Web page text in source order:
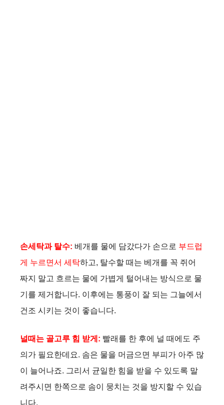
손세탁과 탈수: 베개를 물에 담갔다가 손으로 부드럽
게 누르면서 세탁하고, 탈수할 때는 베개를 꼭 쥐어
짜지 말고 흐르는 물에 가볍게 털어내는 방식으로 물
기를 제거합니다. 이후에는 통풍이 잘 되는 그늘에서
건조 시키는 것이 좋습니다.
널때는 골고루 힘 받게: 빨래를 한 후에 널 때에도 주
의가 필요한데요. 솜은 물을 머금으면 부피가 아주 많
이 늘어나죠. 그리서 균일한 힘을 받을 수 있도록 말
려주시면 한쪽으로 솜이 뭉치는 것을 방지할 수 있습
니다.